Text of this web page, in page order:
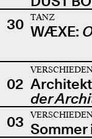
30
TANZ
WÆXE:
02
der
03 Sommer